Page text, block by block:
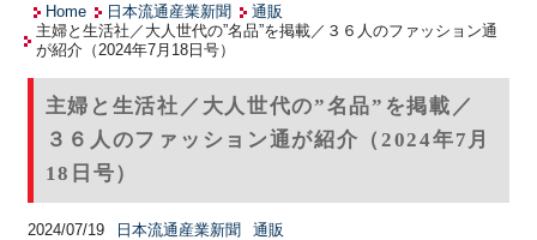
Home 日本流通産業新聞
通販
主婦と生活社／大人世代の”名品”を掲載／３６人のファッション通
が紹介（2024年7月18日号）
主婦と生活社／大人世代の”名品”を掲載／
３６人のファッション通が紹介（2024年7月
18日号）
2024/07/19 日本流通産業新聞
通販